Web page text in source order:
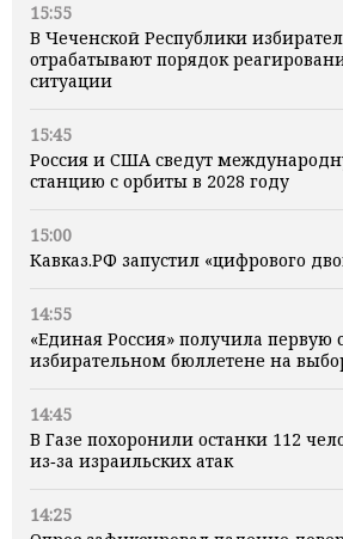
15:55
В Чеченской Республики
отрабатывают порядок
ситуации
15:45
Россия и США сведут
станцию с орбиты в 2028 году
15:00
Кавказ.РФ запустил «цифрового
14:55
«Единая Россия» получила первую
избирательном бюллетене на
14:45
В Газе похоронили останки 112
из‑за израильских атак
14:25